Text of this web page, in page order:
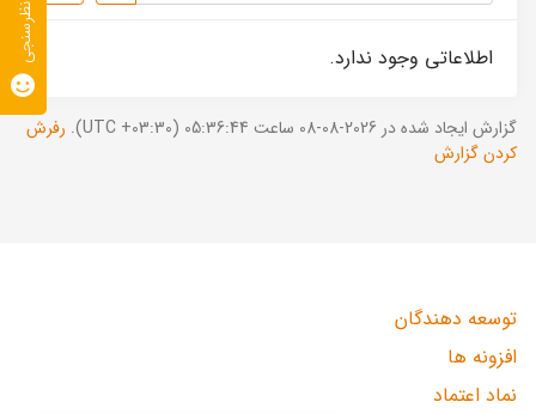
اطلاعاتی وجود ندارد.
گزارش ایجاد شده در 2026-08-08 ساعت 05:36:44 (UTC +03:30).
رفرش
کردن گزارش
توسعه دهندگان
افزونه ها
نماد اعتماد
نظرسنجی